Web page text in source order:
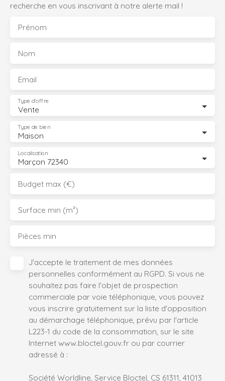
recherche en vous inscrivant à notre alerte mail !
Prénom
Nom
Email
Vente
Type d'offre
Maison
Type de bien
Marçon 72340
Localisation
Budget max (€)
Surface min (m²)
Pièces min
J'accepte le traitement de mes données
personnelles conformément au RGPD. Si vous ne
souhaitez pas faire l'objet de prospection
commerciale par voie téléphonique, vous pouvez
vous inscrire gratuitement sur la liste d'opposition
au démarchage téléphonique, prévu par l'article
L223-1 du code de la consommation, sur le site
Internet www.bloctel.gouv.fr ou par courrier
adressé à :
Société Worldline, Service Bloctel, CS 61311, 41013